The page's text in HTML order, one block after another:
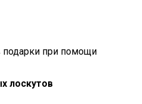
при помощи
лоскутов